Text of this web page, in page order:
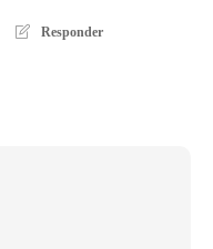
Responder